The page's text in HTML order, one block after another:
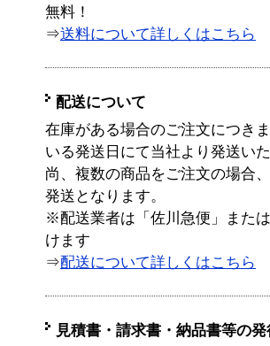
無料！
⇒送料について詳しくはこちら
配送について
在庫がある場合のご注文につき
いる発送日にて当社より発送い
尚、複数の商品をご注文の場合
発送となります。
※配送業者は「佐川急便」また
けます
⇒配送について詳しくはこちら
見積書・請求書・納品書等の